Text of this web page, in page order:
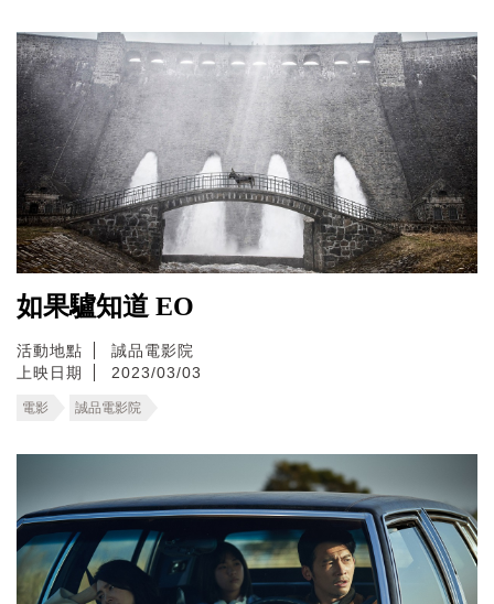
如果驢知道 EO
活動地點
誠品電影院
上映日期
2023/03/03
電影 誠品電影院